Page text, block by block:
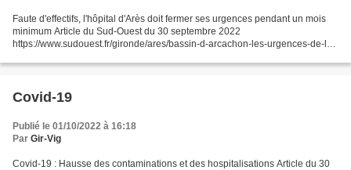
Faute d'effectifs, l'hôpital d'Arès doit fermer ses urgences pendant un mois
minimum Article du Sud-Ouest du 30 septembre 2022
https://www.sudouest.fr/gironde/ares/bassin-d-arcachon-les-urgences-de-l-
Covid-19
Publié le 01/10/2022 à 16:18
Par Gir-Vig
Covid-19 : Hausse des contaminations et des hospitalisations Article du 30